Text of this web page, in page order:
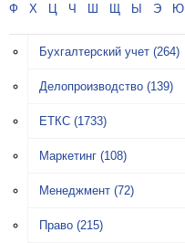
Ф
Х Ц Ч Ш Щ Ы Э Ю
Бухгалтерский учет (264)
Делопроизводство (139)
ЕТКС (1733)
Маркетинг (108)
Менеджмент (72)
Право (215)